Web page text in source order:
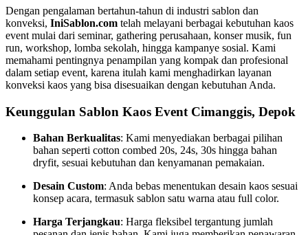
Dengan pengalaman bertahun-tahun di industri sablon dan
konveksi, IniSablon.com telah melayani berbagai kebutuhan kaos
event mulai dari seminar, gathering perusahaan, konser musik, fun
run, workshop, lomba sekolah, hingga kampanye sosial. Kami
memahami pentingnya penampilan yang kompak dan profesional
dalam setiap event, karena itulah kami menghadirkan layanan
konveksi kaos yang bisa disesuaikan dengan kebutuhan Anda.
Keunggulan Sablon Kaos Event Cimanggis, Depok
Bahan Berkualitas: Kami menyediakan berbagai pilihan
bahan seperti cotton combed 20s, 24s, 30s hingga bahan
dryfit, sesuai kebutuhan dan kenyamanan pemakaian.
Desain Custom: Anda bebas menentukan desain kaos sesuai
konsep acara, termasuk sablon satu warna atau full color.
Harga Terjangkau: Harga fleksibel tergantung jumlah